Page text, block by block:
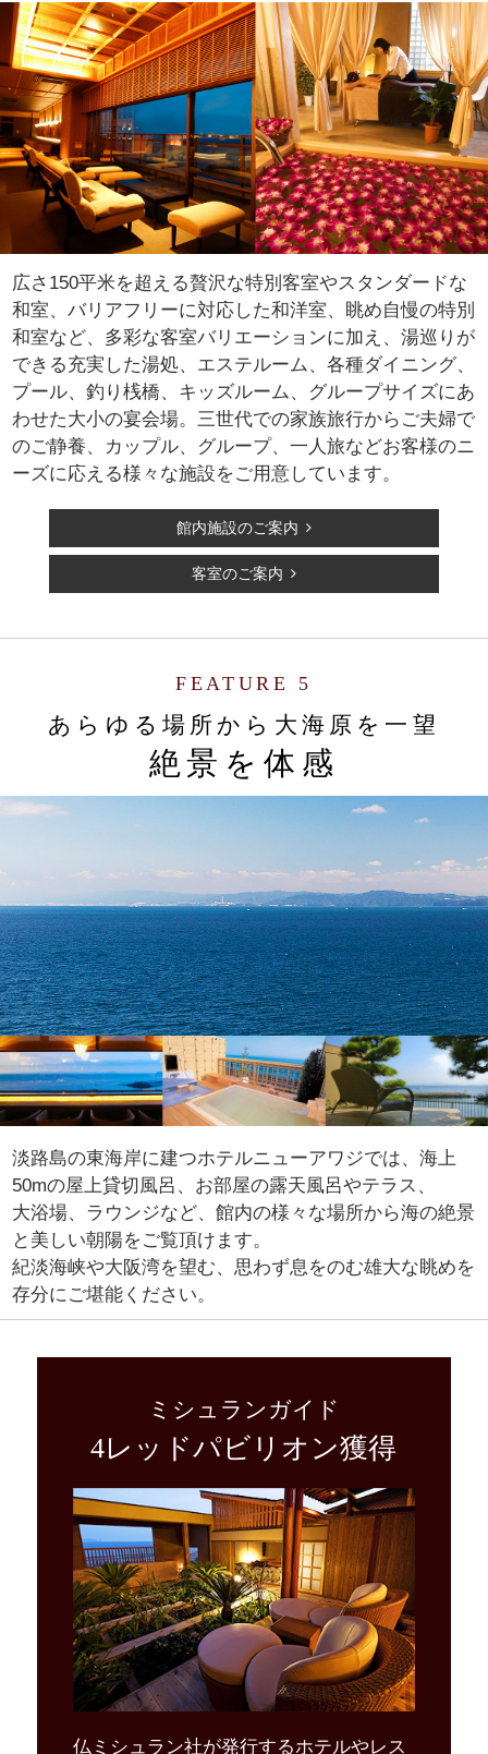
広さ150平米を超える贅沢な特別客室やスタンダードな
和室、バリアフリーに対応した和洋室、眺め自慢の特別
和室など、多彩な客室バリエーションに加え、湯巡りが
できる充実した湯処、エステルーム、各種ダイニング、
プール、釣り桟橋、キッズルーム、グループサイズにあ
わせた大小の宴会場。三世代での家族旅行からご夫婦で
のご静養、カップル、グループ、一人旅などお客様のニ
ーズに応える様々な施設をご用意しています。
館内施設のご案内
客室のご案内
FEATURE 5
あらゆる場所から大海原を一望
絶景を体感
淡路島の東海岸に建つホテルニューアワジでは、海上
50mの屋上貸切風呂、お部屋の露天風呂やテラス、
大浴場、ラウンジなど、館内の様々な場所から海の絶景
と美しい朝陽をご覧頂けます。
紀淡海峡や大阪湾を望む、思わず息をのむ雄大な眺めを
存分にご堪能ください。
ミシュランガイド
4レッドパビリオン獲得
仏ミシュラン社が発行するホテルやレス